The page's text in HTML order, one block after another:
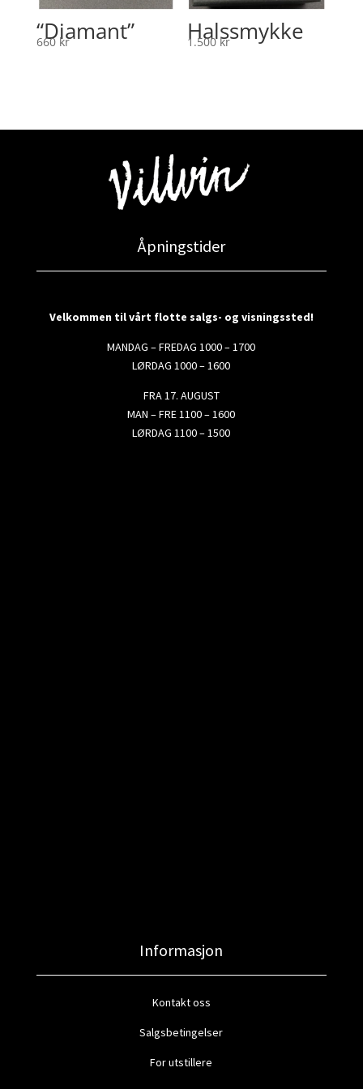
“Diamant”
660 kr Halssmykke
1.500kr
Åpningstider
Velkommen til vårt flotte salgs- og visningssted!
MANDAG – FREDAG 1000 – 1700
LØRDAG 1000 – 1600
FRA 17. AUGUST
MAN – FRE 1100 – 1600
LØRDAG 1100 – 1500
Informasjon
Kontakt oss
Salgsbetingelser
For utstillere